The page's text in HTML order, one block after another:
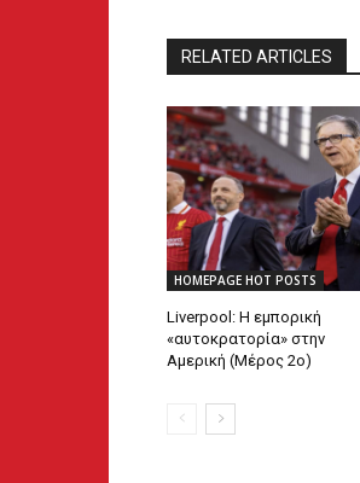
RELATED ARTICLES
HOMEPAGE HOT POSTS
Liverpool: Η εμπορική
«αυτοκρατορία» στην
Αμερική (Μέρος 2ο)